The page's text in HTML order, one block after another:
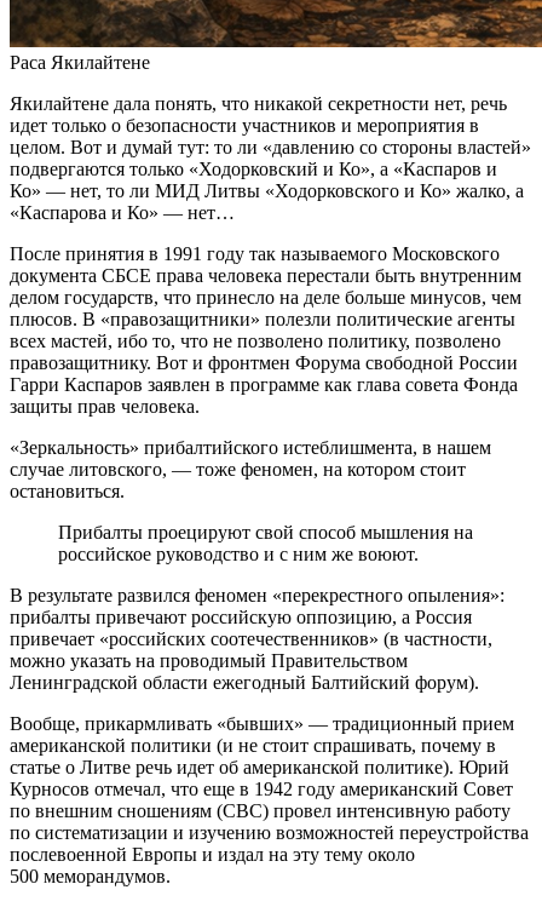
Раса Якилайтене
Якилайтене дала понять, что никакой секретности нет, речь
идет только о безопасности участников и мероприятия в
целом. Вот и думай тут: то ли «давлению со стороны властей»
подвергаются только «Ходорковский и Ко», а «Каспаров и
Ко» — нет, то ли МИД Литвы «Ходорковского и Ко» жалко, а
«Каспарова и Ко» — нет…
После принятия в 1991 году так называемого Московского
документа СБСЕ права человека перестали быть внутренним
делом государств, что принесло на деле больше минусов, чем
плюсов. В «правозащитники» полезли политические агенты
всех мастей, ибо то, что не позволено политику, позволено
правозащитнику. Вот и фронтмен Форума свободной России
Гарри Каспаров заявлен в программе как глава совета Фонда
защиты прав человека.
«Зеркальность» прибалтийского истеблишмента, в нашем
случае литовского, — тоже феномен, на котором стоит
остановиться.
Прибалты проецируют свой способ мышления на
российское руководство и с ним же воюют.
В результате развился феномен «перекрестного опыления»:
прибалты привечают российскую оппозицию, а Россия
привечает «российских соотечественников» (в частности,
можно указать на проводимый Правительством
Ленинградской области ежегодный Балтийский форум).
Вообще, прикармливать «бывших» — традиционный прием
американской политики (и не стоит спрашивать, почему в
статье о Литве речь идет об американской политике). Юрий
Курносов отмечал, что еще в 1942 году американский Совет
по внешним сношениям (СВС) провел интенсивную работу
по систематизации и изучению возможностей переустройства
послевоенной Европы и издал на эту тему около
500 меморандумов.